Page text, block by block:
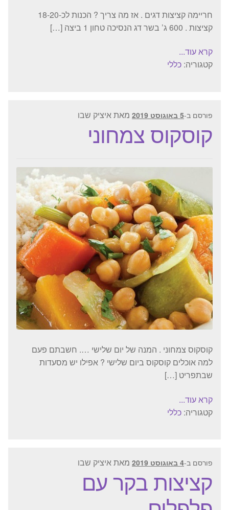
חריימה קציצות דגים . אז מה צריך ? הכנות לכ-18-20
קציצות . 600 ג’ בשר דג הנסיכה טחון 1 ביצה […]
קרא עוד...
קטגוריה: כללי
פורסם ב-5 באוגוסט 2019 מאתאיציק שבו
קוסקוס צמחוני
קוסקוס צמחוני . המנה של יום שלישי …. חשבתם פעם
למה אוכלים קוסקוס ביום שלישי ? אפילו יש מסעדות
שבתפריט […]
קרא עוד...
קטגוריה: כללי
פורסם ב-4 באוגוסט 2019 מאתאיציק שבו
קציצות בקר עם